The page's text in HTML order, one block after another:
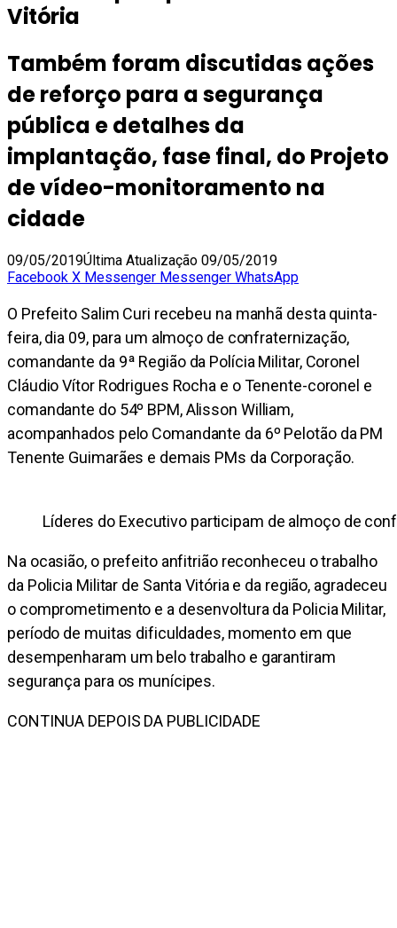
Vitória
Também foram discutidas ações
de reforço para a segurança
pública e detalhes da
implantação, fase final, do Projeto
de vídeo-monitoramento na
cidade
09/05/2019Última Atualização 09/05/2019
Facebook X Messenger Messenger WhatsApp
O Prefeito Salim Curi recebeu na manhã desta quinta-
feira, dia 09, para um almoço de confraternização,
comandante da 9ª Região da Polícia Militar, Coronel
Cláudio Vítor Rodrigues Rocha e o Tenente-coronel e
comandante do 54º BPM, Alisson William,
acompanhados pelo Comandante da 6º Pelotão da PM
Tenente Guimarães e demais PMs da Corporação.
Líderes do Executivo participam de almoço de
Na ocasião, o prefeito anfitrião reconheceu o trabalho
da Policia Militar de Santa Vitória e da região, agradeceu
o comprometimento e a desenvoltura da Policia Militar,
período de muitas dificuldades, momento em que
desempenharam um belo trabalho e garantiram
segurança para os munícipes.
CONTINUA DEPOIS DA PUBLICIDADE